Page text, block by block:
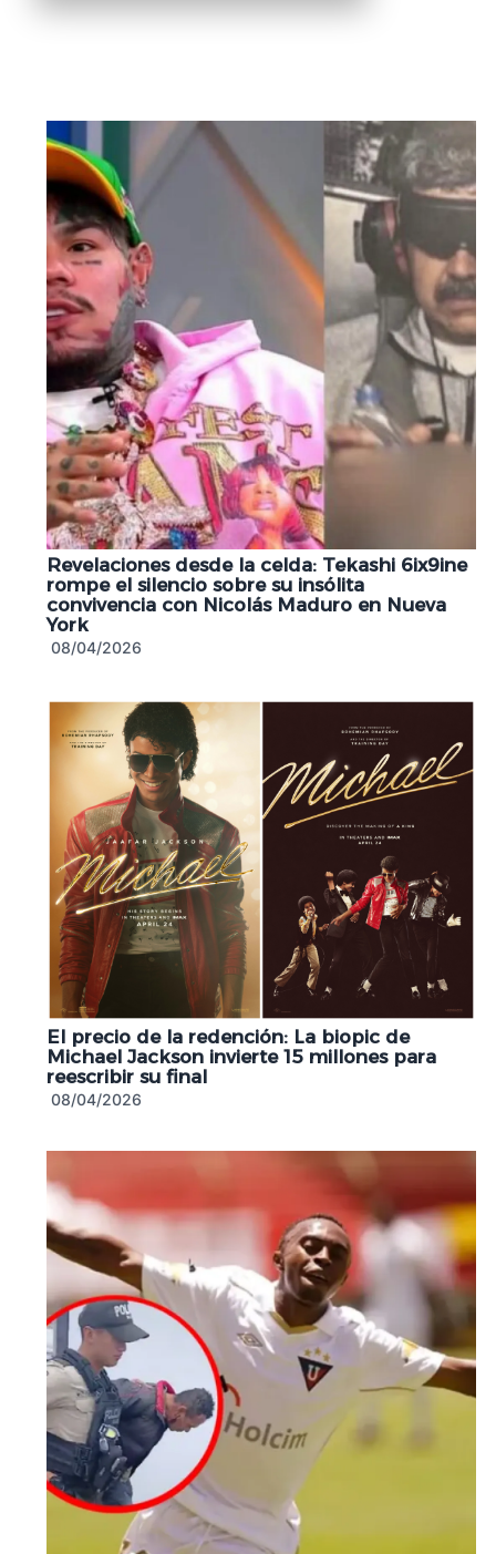
Revelaciones desde la celda: Tekashi 6ix9ine
rompe el silencio sobre su insólita
convivencia con Nicolás Maduro en Nueva
York
08/04/2026
El precio de la redención: La biopic de
Michael Jackson invierte 15 millones para
reescribir su final
08/04/2026